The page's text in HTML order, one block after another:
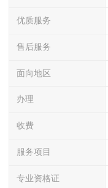
优质服务
售后服务
面向地区
办理
收费
服务项目
专业资格证